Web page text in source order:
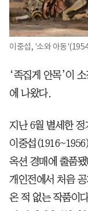
이중섭, '소와 아동
‘족집게 안목’이
에 나왔다.
지난 6월 별세한
이중섭
옥션 경매에 출품
개인전에서 처음
온 적 없는 작품이